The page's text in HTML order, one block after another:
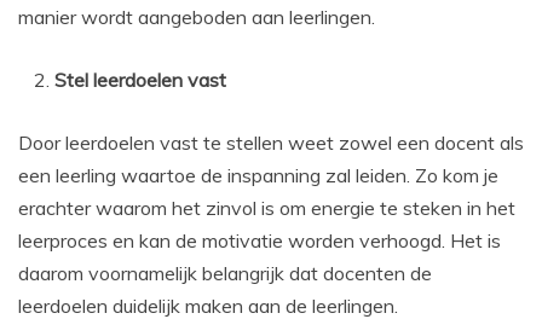
manier wordt aangeboden aan leerlingen.
Stel leerdoelen vast
Door leerdoelen vast te stellen weet zowel een docent als
een leerling waartoe de inspanning zal leiden. Zo kom je
erachter waarom het zinvol is om energie te steken in het
leerproces en kan de motivatie worden verhoogd. Het is
daarom voornamelijk belangrijk dat docenten de
leerdoelen duidelijk maken aan de leerlingen.